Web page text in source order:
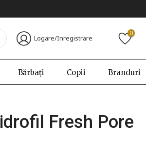
Logare/Inregistrare
0
Bărbați Copii Branduri
Fresh Pore